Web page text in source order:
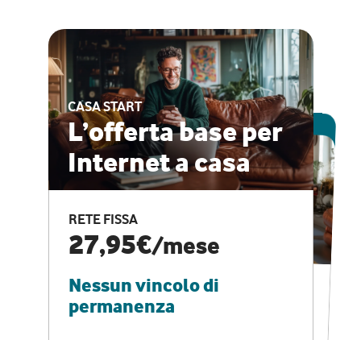
CASA START
L’offerta base per
Internet a casa
RETE FISSA
27,95€/mese
Nessun vincolo di
permanenza
ESCLUSIVA ONLINE
CASA PRO
Internet veloce e
vantaggi speciali
RETE FISSA + VODAFONE CLUB
29,95€